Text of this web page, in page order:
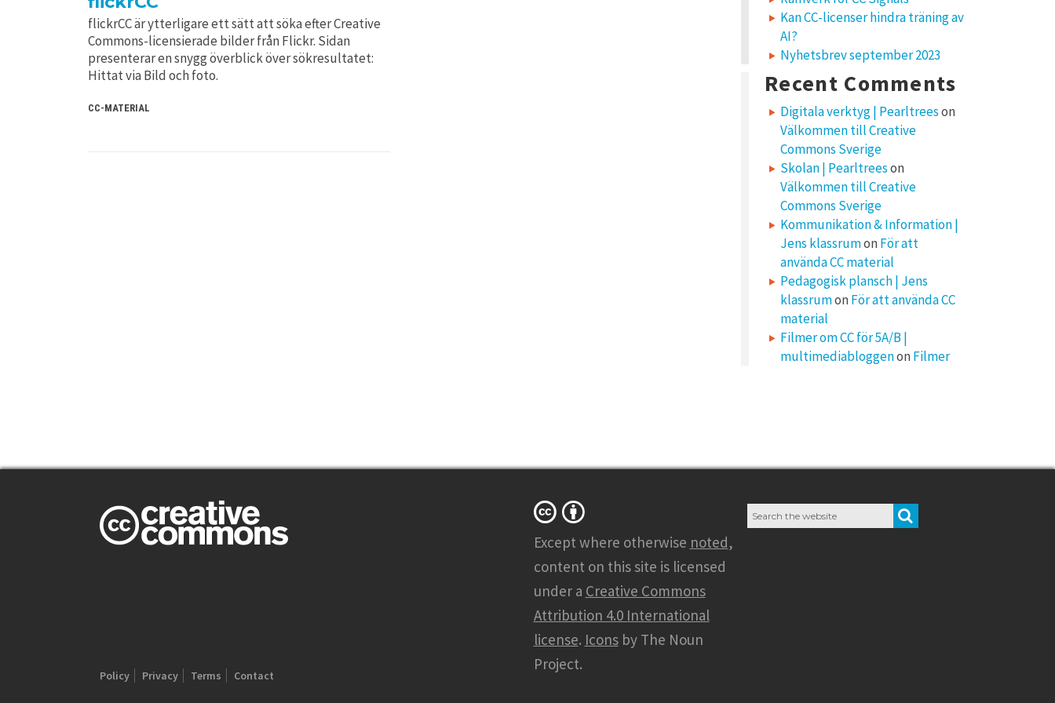
flickrCC är ytterligare ett sätt att söka efter Creative
Commons-licensierade bilder från Flickr. Sidan
presenterar en snygg överblick över sökresultatet:
Hittat via Bild och foto.
CC-MATERIAL
Kan CC-licenser hindra träning av
AI?
Nyhetsbrev september 2023
Recent Comments
Digitala verktyg | Pearltreeson
Välkommen till Creative
Commons Sverige
Skolan | Pearltreeson
Välkommen till Creative
Commons Sverige
Kommunikation & Information |
Jens klassrumon För att
använda CC material
Pedagogisk plansch | Jens
klassrumon För att använda CC
material
Filmer om CC för 5A/B |
multimediabloggenon Filmer
Policy Privacy Terms Contact
Except where otherwise noted,
content on this site is licensed
under a Creative Commons
Attribution 4.0 International
license. Iconsby The Noun
Project.
Search
for: